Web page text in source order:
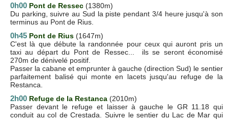
0h00 Pont de Ressec (1380m)
Du parking, suivre au Sud la piste pendant 3/4 heure jusqu'à son
terminus au Pont de Rius.
0h45 Pont de Rius (1647m)
C'est là que débute la randonnée pour ceux qui auront pris un
taxi au départ du Pont de Ressec... ils se seront économisé
270m de dénivelé positif.
Passer la cabane et emprunter à gauche (direction Sud) le sentier
parfaitement balisé qui monte en lacets jusqu'au refuge de la
Restanca.
2h00 Refuge de la Restanca (2010m)
Passer devant le refuge et laisser à gauche le GR 11.18 qui
conduit au col de Crestada. Suivre le sentier du Lac de Mar qui